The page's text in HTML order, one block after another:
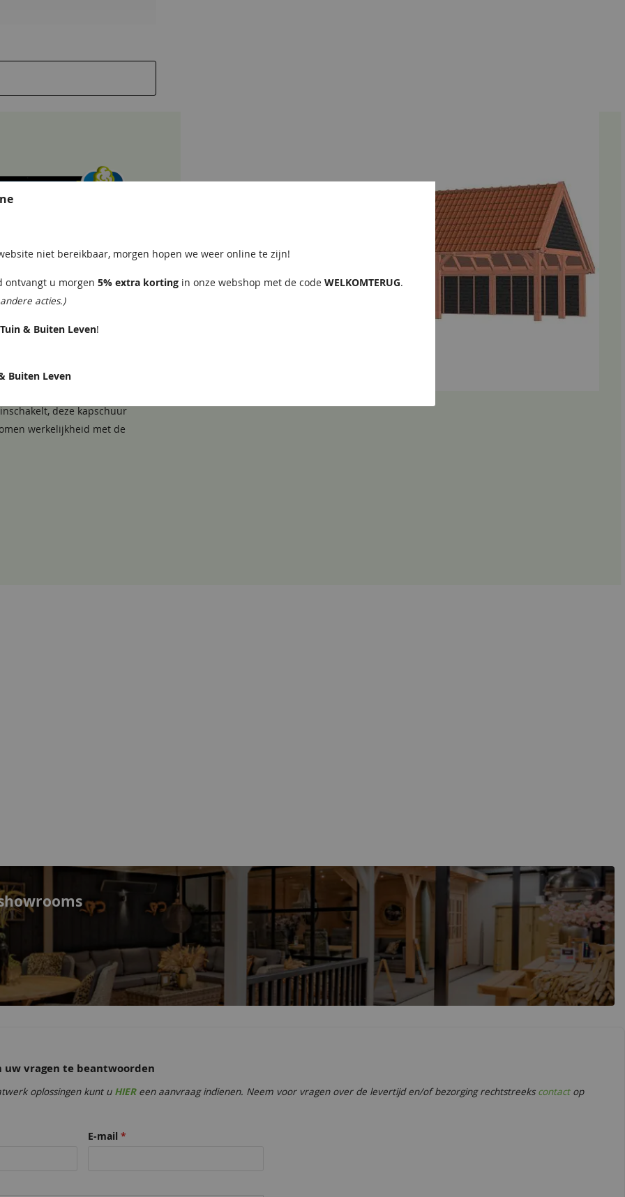
mm
mm
kan eventueel met
worden!
XXL 1505x595 cm! Deze
berging, maar ook voor een
en volledig aanpasbaar naar
deze kapschuur
werkelijkheid met de
uw vragen te beantwoorden
oplossingen kunt u HIEReen aanvraag indienen. Neem voor vragen over de levertijd en/of bezorging rechtstreeks contactop
E-mail
niet bereikbaar, morgen hopen we weer online te zijn!
ontvangt u morgen 5% extra korting in onze webshop met de code WELKOMTERUG.
acties.)
& Buiten Leven!
Buiten Leven